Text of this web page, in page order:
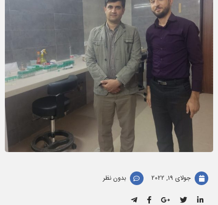
جولای 19, 2022 بدون نظر